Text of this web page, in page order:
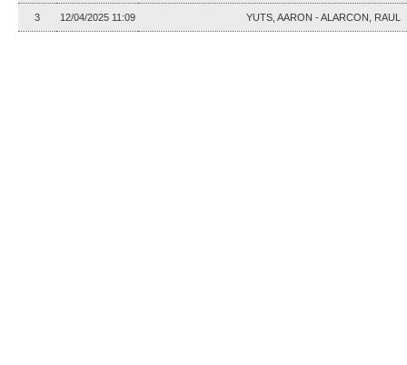
3 12/04/2025 11:09 YUTS, AARON - ALARCON, RAUL